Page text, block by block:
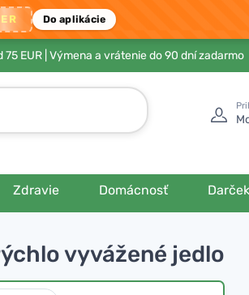
Do aplikácie
75 EUR | Výmena a vrátenie do 90 dní zadarmo
Zdravie Domácnosť
vyvážené jedlo